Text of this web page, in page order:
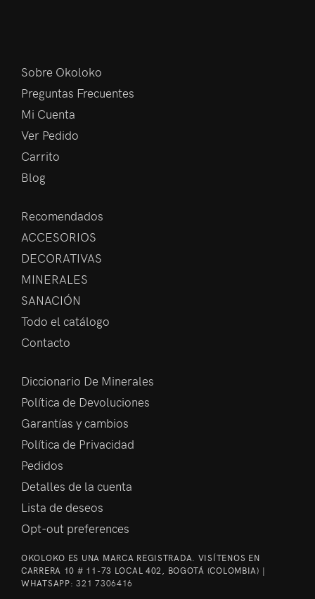
Sobre Okoloko
Preguntas Frecuentes
Mi Cuenta
Ver Pedido
Carrito
Blog
Recomendados
ACCESORIOS
DECORATIVAS
MINERALES
SANACIÓN
Todo el catálogo
Contacto
Diccionario De Minerales
Política de Devoluciones
Garantías y cambios
Política de Privacidad
Pedidos
Detalles de la cuenta
Lista de deseos
Opt-out preferences
OKOLOKO ES UNA MARCA REGISTRADA. VISÍTENOS EN
CARRERA 10 # 11-73 LOCAL 402, BOGOTÁ (COLOMBIA) |
WHATSAPP:321 7306416